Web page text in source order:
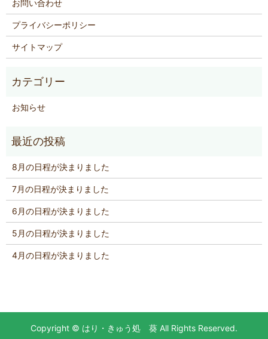
お問い合わせ
プライバシーポリシー
サイトマップ
お知らせ
8月の日程が決まりました
7月の日程が決まりました
6月の日程が決まりました
5月の日程が決まりました
4月の日程が決まりました
Copyright © はり・きゅう処 葵 All Rights Reserved.